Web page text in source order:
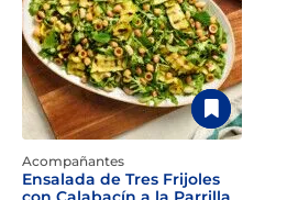
Acompañantes
Ensalada de Tres Frijoles